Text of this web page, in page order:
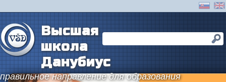
Высшая
школа
Данубиус
правильное направление для образования